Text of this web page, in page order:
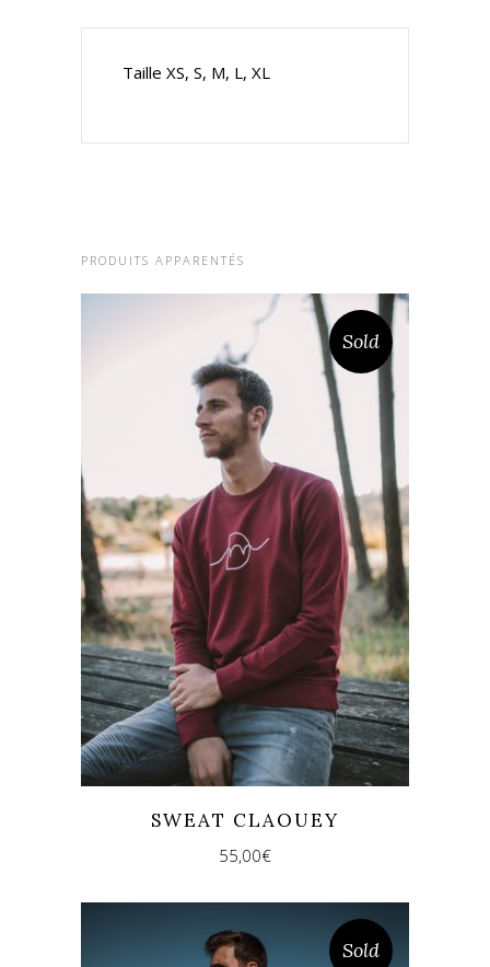
Taille XS, S, M, L, XL
PRODUITS APPARENTÉS
Sold
SWEAT CLAOUEY
55,00€
Sold